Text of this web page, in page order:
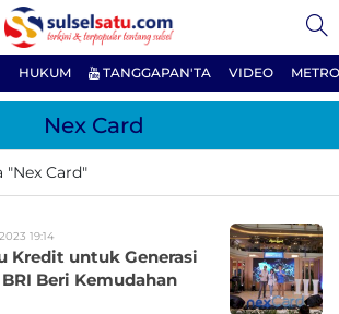
HUKUM TANGGAPAN'TA VIDEO
Nex Card
Card"
19:14
Kredit untuk Generasi
Beri Kemudahan